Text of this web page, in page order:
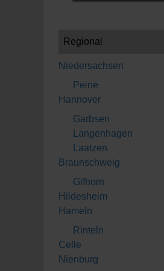
Regional
Niedersachsen
Peine
Hannover
Garbsen
Langenhagen
Laatzen
Braunschweig
Gifhorn
Hildesheim
Hameln
Rinteln
Celle
Nienburg